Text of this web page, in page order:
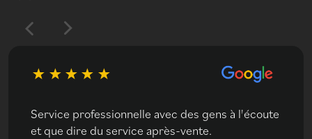
Service professionnelle avec des gens à l'écoute
et que dire du service après-vente.